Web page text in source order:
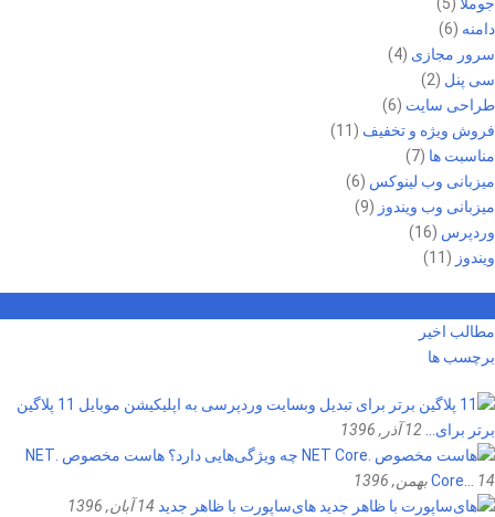
جوملا (5)
دامنه (6)
سرور مجازی (4)
سی پنل (2)
طراحی سایت (6)
فروش ویژه و تخفیف (11)
مناسبت ها (7)
میزبانی وب لینوکس (6)
میزبانی وب ویندوز (9)
وردپرس (16)
ویندوز (11)
مطالب اخیر
برچسب ها
11 پلاگین
برتر برای… 12 آذر, 1396
هاست مخصوص .NET
Core… 14 بهمن, 1396
های‌ساپورت با ظاهر جدید 14 آبان, 1396